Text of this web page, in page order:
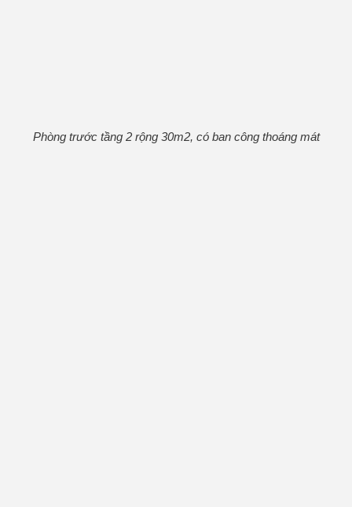
Phòng trước tầng 2 rộng 30m2, có ban công thoáng mát